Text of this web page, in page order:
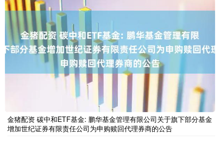
金猪配资 碳中和ETF基金: 鹏华基金管理有限公司关于旗下部分基金
增加世纪证券有限责任公司为申购赎回代理券商的公告